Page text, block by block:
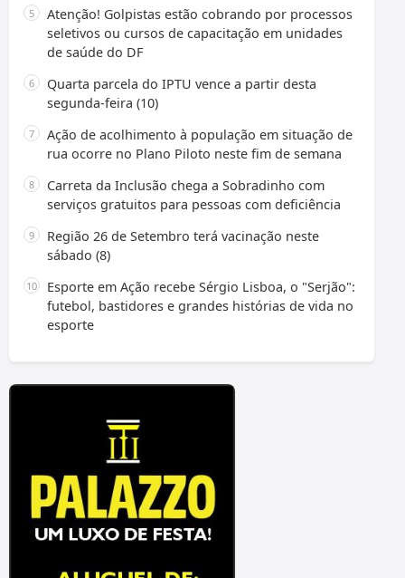
Atenção! Golpistas estão cobrando por processos
seletivos ou cursos de capacitação em unidades
de saúde do DF
Quarta parcela do IPTU vence a partir desta
segunda-feira (10)
Ação de acolhimento à população em situação de
rua ocorre no Plano Piloto neste fim de semana
Carreta da Inclusão chega a Sobradinho com
serviços gratuitos para pessoas com deficiência
Região 26 de Setembro terá vacinação neste
sábado (8)
Esporte em Ação recebe Sérgio Lisboa, o "Serjão":
futebol, bastidores e grandes histórias de vida no
esporte